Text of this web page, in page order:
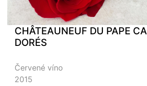
CHÂTEAUNEUF DU PAPE
DORÉS
Červené víno
2015